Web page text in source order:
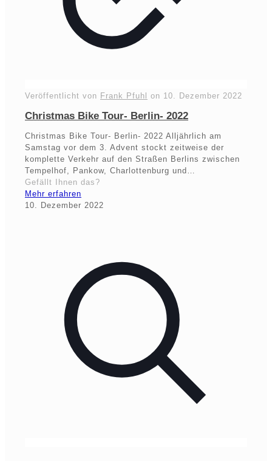
Veröffentlicht von Frank Pfuhl on 10. Dezember 2022
Christmas Bike Tour- Berlin- 2022
Christmas Bike Tour- Berlin- 2022 Alljährlich am
Samstag vor dem 3. Advent stockt zeitweise der
komplette Verkehr auf den Straßen Berlins zwischen
Tempelhof, Pankow, Charlottenburg und…
Gefällt Ihnen das?
Mehr erfahren
10. Dezember 2022